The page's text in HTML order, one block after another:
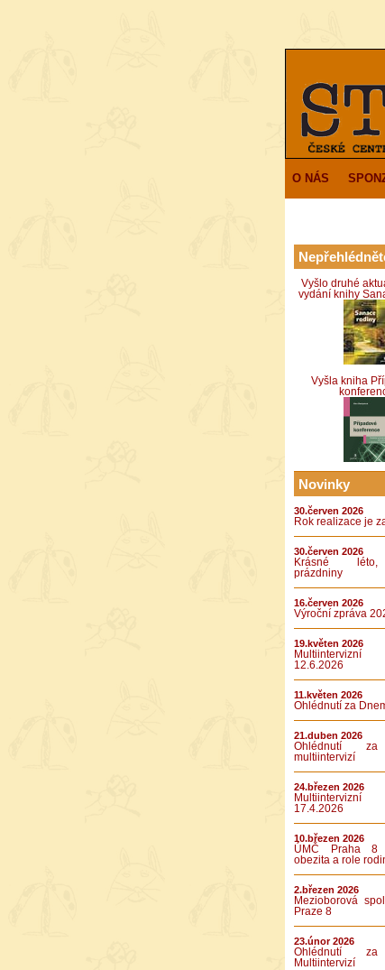
O NÁS
Vyšlo druhé
vydání knihy
Vyšla kniha
Novinky
30.červen 2026
Rok realizace je
30.červen 2026
Krásné
prázdniny
16.červen 2026
Výroční zpráva
19.květen 2026
12.6.2026
11.květen 2026
Ohlédnutí za
21.duben 2026
Ohlédnutí
multiintervizí
24.březen 2026
17.4.2026
10.březen 2026
ÚMČ Praha 8
obezita a role
2.březen 2026
Mezioborová
Praze 8
23.únor 2026
Ohlédnutí
Multiintervizí